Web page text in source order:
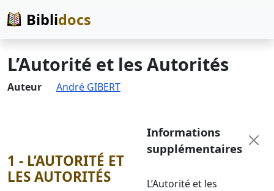
Biblidocs
L’Autorité et les Autorités
Auteur André GIBERT
1 - L’AUTORITÉ ET
LES AUTORITÉS
Informations
supplémentaires
L’Autorité et les